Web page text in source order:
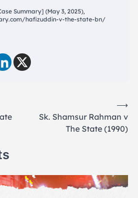
[Case Summary] (May 3, 2025),
hafizuddin-v-the-state-bn/
Sk. Shamsur Rahman v
The State (1990)
⟶